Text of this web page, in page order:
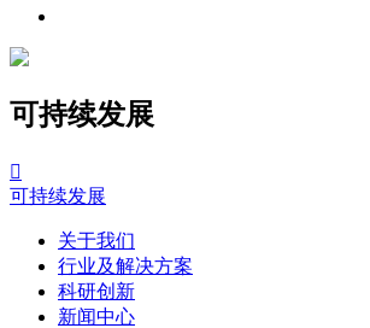
可持续发展

可持续发展
关于我们
行业及解决方案
科研创新
新闻中心